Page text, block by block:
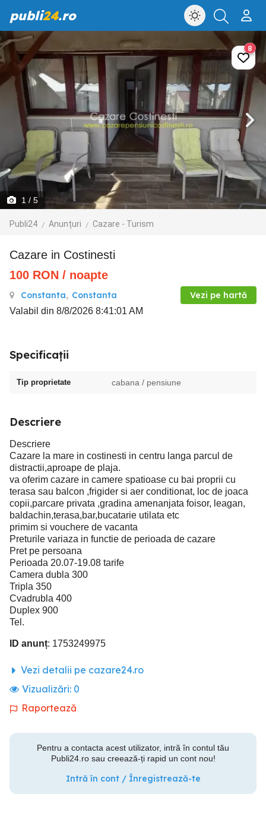
publi24.ro
1 / 5
Publi24 Anunțuri Cazare - Turism
8
Cazare in Costinesti
100 RON / noapte
Constanta, Constanta Vezi pe hartă
Valabil din 8/8/2026 8:41:01 AM
Specificații
Tip proprietate cabana / pensiune
Descriere
Descriere
Cazare la mare in costinesti in centru langa parcul de
distractii,aproape de plaja.
va oferim cazare in camere spatioase cu bai proprii cu
terasa sau balcon ,frigider si aer conditionat, loc de joaca
copii,parcare privata ,gradina amenanjata foisor, leagan,
baldachin,terasa,bar,bucatarie utilata etc
primim si vouchere de vacanta
Preturile variaza in functie de perioada de cazare
Pret pe persoana
Perioada 20.07-19.08 tarife
Camera dubla 300
Tripla 350
Cvadrubla 400
Duplex 900
Tel.
ID anunț: 1753249975
Vezi detalii pe cazare24.ro
Vizualizări: 0
Raportează
Pentru a contacta acest utilizator, intră în contul tău
Publi24.ro sau creează-ți rapid un cont nou!
Intră în cont / Înregistrează-te